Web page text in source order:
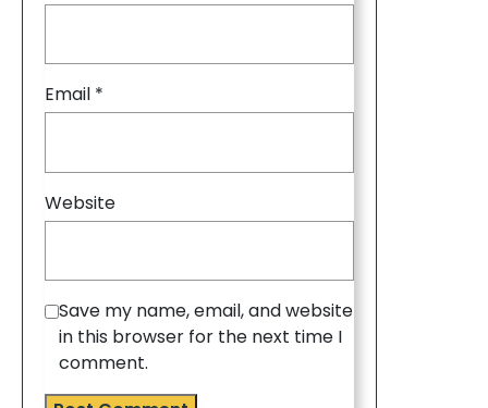
Email *
Website
Save my name, email, and website
in this browser for the next time I
comment.